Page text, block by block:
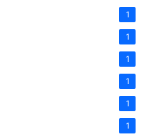
1
1
1
1
1
1